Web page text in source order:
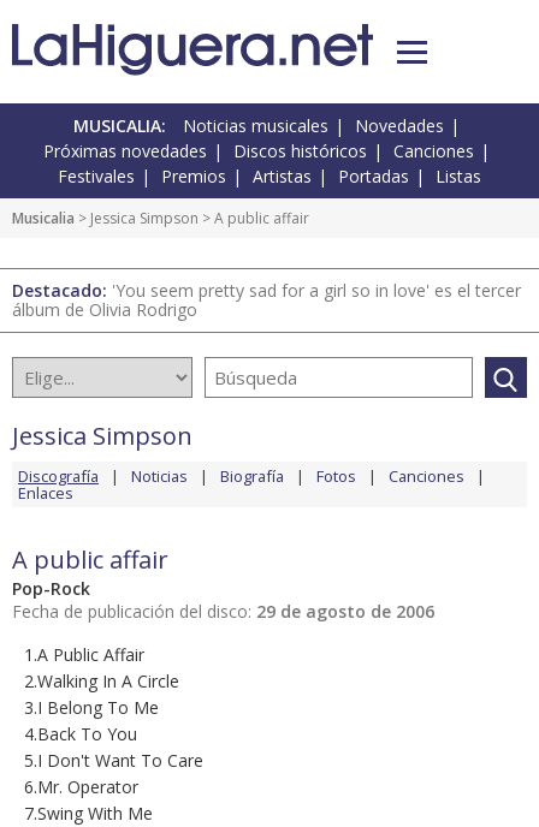
MUSICALIA: Noticias musicales
Novedades
Próximas novedades
Discos históricos
Canciones
Festivales
Premios Artistas Portadas Listas
Musicalia > Jessica Simpson > A public affair
Destacado: 'You seem pretty sad for a girl so in love' es el tercer
álbum de Olivia Rodrigo
Jessica Simpson
Discografía Noticias Biografía Fotos Canciones
Enlaces
A public affair
Pop-Rock
Fecha de publicación del disco: 29 de agosto de 2006
1.A Public Affair
2.Walking In A Circle
3.I Belong To Me
4.Back To You
5.I Don't Want To Care
6.Mr. Operator
7.Swing With Me